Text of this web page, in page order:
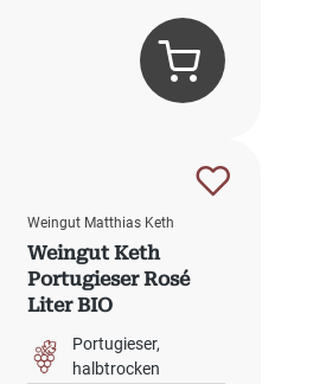
Weingut Matthias Keth
Weingut Keth
Portugieser Rosé
Liter BIO
Portugieser
halbtrocken